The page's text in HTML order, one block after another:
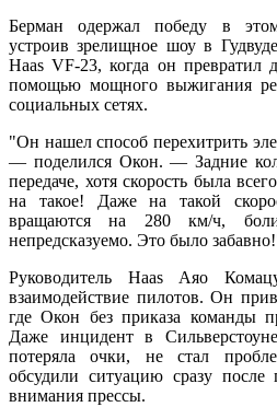
Берман одержал победу в
устроив зрелищное шоу в
Haas VF-23, когда он
помощью мощного выжигания
социальных сетях.
"Он нашел способ перехитрить
— поделился Окон. — Задние
передаче, хотя скорость была
на такое! Даже на такой
вращаются на 280 км/ч,
непредсказуемо. Это было
Руководитель Haas Аяо
взаимодействие пилотов. Он
где Окон без приказа команды
Даже инцидент в
потеряла очки, не стал
обсудили ситуацию сразу после
внимания прессы.